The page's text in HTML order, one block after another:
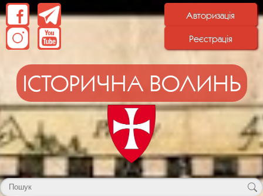
Авторизація
Реєстрація
ІСТОРИЧНА ВОЛИНЬ